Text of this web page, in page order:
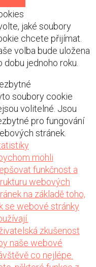
jaké soubory
chcete přijímat.
volba bude uložena
dobu jednoho roku.
soubory cookie
volitelné. Jsou
pro fungování
stránek.
mohli
funkčnost a
webových
na základě toho,
se webové stránky
zkušenost
naše webové
co nejlépe.